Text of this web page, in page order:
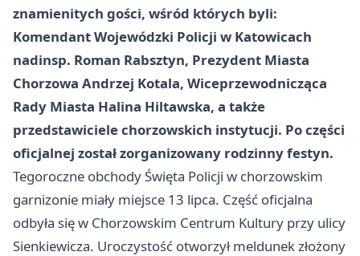
znamienitych gości, wśród których byli:
Komendant Wojewódzki Policji w Katowicach
nadinsp. Roman Rabsztyn, Prezydent Miasta
Chorzowa Andrzej Kotala, Wiceprzewodnicząca
Rady Miasta Halina Hiltawska, a także
przedstawiciele chorzowskich instytucji. Po części
oficjalnej został zorganizowany rodzinny festyn.
Tegoroczne obchody Święta Policji w chorzowskim
garnizonie miały miejsce 13 lipca. Część oficjalna
odbyła się w Chorzowskim Centrum Kultury przy ulicy
Sienkiewicza. Uroczystość otworzył meldunek złożony